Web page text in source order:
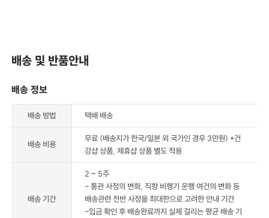
배송 및 반품안내
배송 정보
배송 방법 택배 배송
배송 비용
무료 (배송지가 한국/일본 외 국가인 경우 3만원) *건
강샵 상품, 제휴샵 상품 별도 적용
배송 기간
2 ~ 5주
- 통관 사정의 변화, 직항 비행기 운행 여건의 변화 등
배송관련 전반 사정을 최대한으로 고려한 안내 기간
-입금 확인 후 배송완료까지 실제 걸리는 평균 배송 기